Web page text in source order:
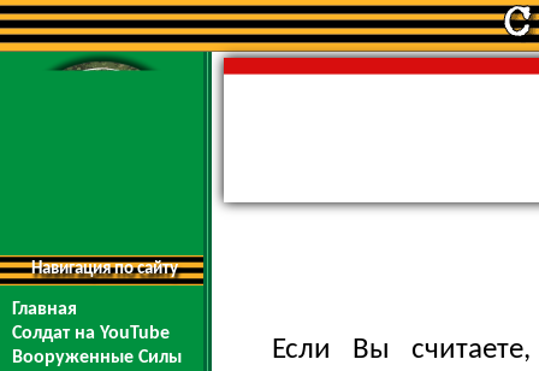
Навигация по сайту
Главная
Солдат на YouTube
Вооруженные Силы
Если Вы